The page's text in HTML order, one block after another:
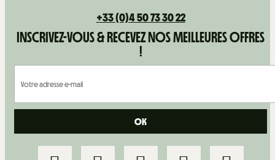
+33 (0)4 50 73 30 22
INSCRIVEZ-VOUS & RECEVEZ NOS MEILLEURES OFFRES
!